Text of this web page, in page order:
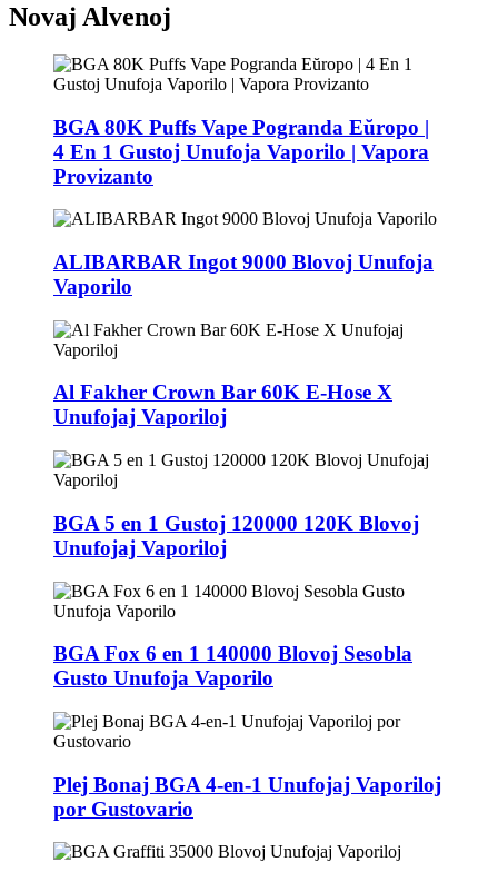
Novaj Alvenoj
BGA 80K Puffs Vape Pogranda Eŭropo |
4 En 1 Gustoj Unufoja Vaporilo | Vapora
Provizanto
ALIBARBAR Ingot 9000 Blovoj Unufoja
Vaporilo
Al Fakher Crown Bar 60K E-Hose X
Unufojaj Vaporiloj
BGA 5 en 1 Gustoj 120000 120K Blovoj
Unufojaj Vaporiloj
BGA Fox 6 en 1 140000 Blovoj Sesobla
Gusto Unufoja Vaporilo
Plej Bonaj BGA 4-en-1 Unufojaj Vaporiloj
por Gustovario